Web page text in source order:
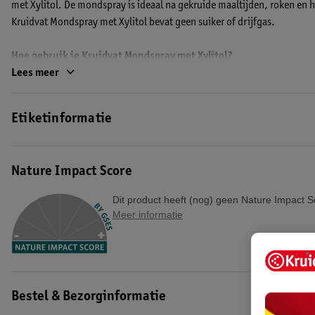
met Xylitol. De mondspray is ideaal na gekruide maaltijden, roken en
Kruidvat Mondspray met Xylitol bevat geen suiker of drijfgas.
Hoe gebruik je Kruidvat Mondspray met Xylitol?
Spray één keer in het midden van je mond. Houd de mondspray buiten
Lees meer
Etiketinformatie
Nature Impact Score
Dit product heeft (nog) geen Nature Impact
Meer informatie
Bestel & Bezorginformatie